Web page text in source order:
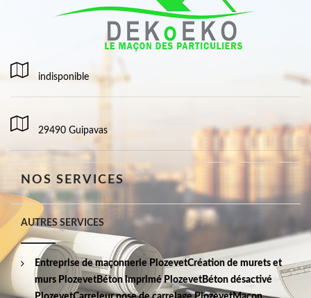
indisponible
29490 Guipavas
NOS SERVICES
AUTRES SERVICES
Entreprise de maçonnerie PlozevetCréation de murets et
murs Plozevet Béton imprimé Plozevet Béton désactivé